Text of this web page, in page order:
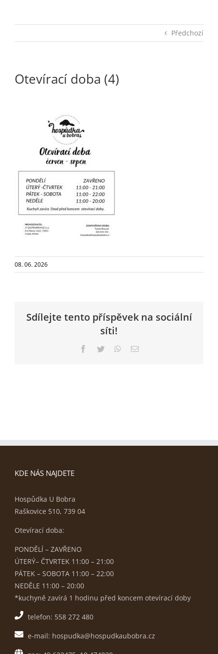
Předchozí
Otevírací doba (4)
08. 06. 2026
Sdílejte tento příspěvek na sociální
síti!
Facebook
Twitter WhatsApp
E-
KDE NÁS NAJDETE
Hospůdka U Bobra
Raškovice 510, 739 04
Otevírací doba:
PONDĚLÍ – ZAVŘENO
ÚTERÝ– ČTVRTEK 11:00 – 21:00
PÁTEK – SOBOTA 11:00 – 22:00
NEDĚLE 11:00 – 20:00
*kuchyně zavírá 1 hodinu před koncem otevírací doby
telefon: 558 272 480
e-mail: hospudka@hospudkaubobra.cz